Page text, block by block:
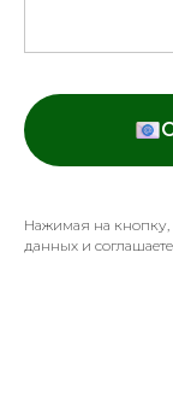
Нажимая на кнопку,
данных и